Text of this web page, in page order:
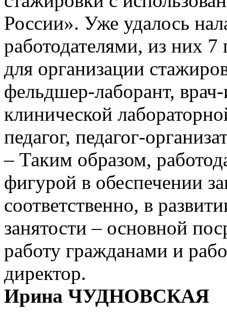
России». Уже удалось
работодателями, из них
для организации
фельдшер-лаборант,
клинической
педагог, педагог-
– Таким образом,
фигурой в обеспечении
соответственно, в
занятости – основной
работу гражданами и
директор.
Ирина ЧУДНОВСКАЯ